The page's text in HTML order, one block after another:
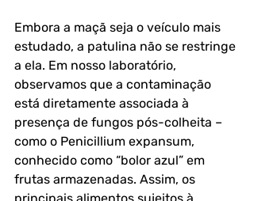
Embora a maçã seja o veículo mais
estudado, a patulina não se restringe
a ela. Em nosso laboratório,
observamos que a contaminação
está diretamente associada à
presença de fungos pós-colheita –
como o Penicillium expansum,
conhecido como “bolor azul” em
frutas armazenadas. Assim, os